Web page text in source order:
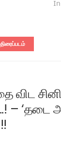
In
திரைப்படம்
விட
–